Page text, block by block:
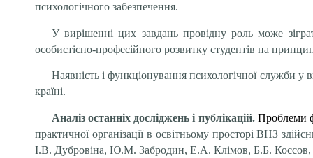
психологічного забезпечення.
У вирішенні цих завдань провідну роль може
особистісно-професійного розвитку студентів на
Наявність і функціонування психологічної служби
країні.
Аналіз останніх досліджень і публікацій. Проблеми
практичної організації в освітньому просторі ВНЗ
І.В. Дубровіна, Ю.М. Забродин, Е.А. Клімов, Б.Б.